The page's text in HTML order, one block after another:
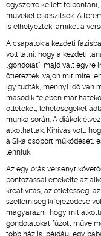
egyszerre kellett
műveket elkészítsék. A
is elhelyeztek, amiket a
A csapatok a kezdeti
volt látni, hogy a kezdeti
„gondolat", majd vált egyre
ötleteztek: vajon mit mire
így tudták, mennyi idő van
második felében már
ötleteket, lehetőségeket
munka során. A diákok
alkothattak. Kihívás volt,
a Sika csoport működését,
lenniük.
Az egy órás versenyt
pontozással értékelte az
kreativitás, az ötletesség,
szellemiség kifejeződése
magyarázni, hogy mit
gondolatokat fűzött műve
több ház is, például egy